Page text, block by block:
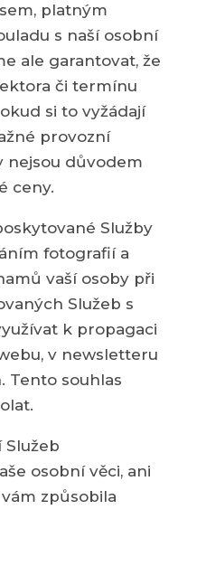
platným
s naší osobní
ale garantovat, že
či termínu
si to vyžádají
provozní
nejsou důvodem
ceny.
Služby
fotografií a
vaší osoby při
Služeb s
k propagaci
v newsletteru
Tento souhlas
Služeb
osobní věci, ani
způsobila